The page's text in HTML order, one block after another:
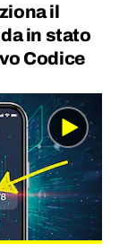
il
in stato
Codice